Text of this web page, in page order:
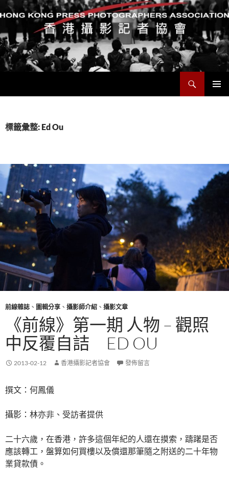
要
標籤彙整: Ed Ou
前線雜誌 、 圖輯分享 、 攝影師介紹 、 攝影文章
《前線》第一期 人物 – 觀照
中反覆自詰 ED OU
2013-02-12 香港攝影記者協會 發佈留言
撰文：何鳳儀
攝影：林亦非、受訪者提供
二十六歲，在香港，許多這個年紀的人還在摸索，躊躇是否
應該轉工，盤算如何買樓以及償還那筆隨之附送的二十年物
業貸款債。